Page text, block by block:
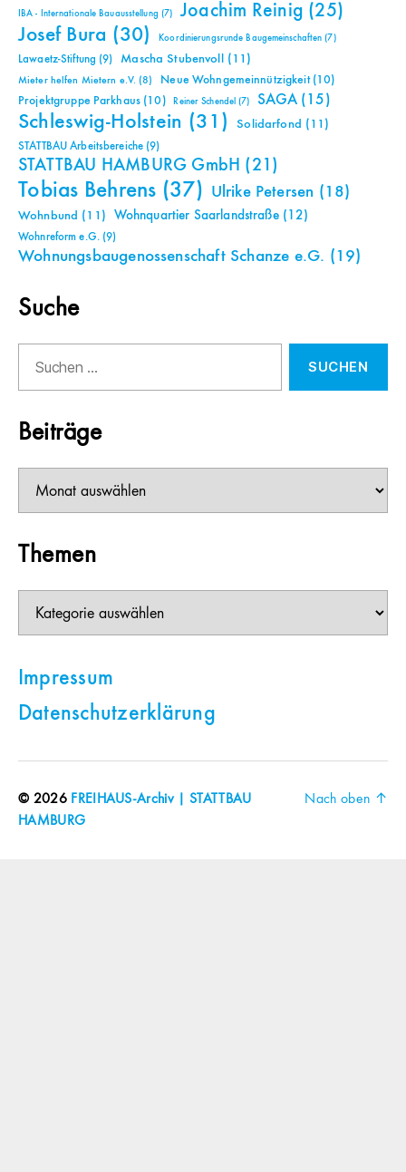
IBA - Internationale Bauausstellung (7) Joachim Reinig (25)
Josef Bura (30) Koordinierungsrunde Baugemeinschaften (7)
Lawaetz-Stiftung (9) Mascha Stubenvoll (11)
Mieter helfen Mietern e.V. (8) Neue Wohngemeinnützigkeit(10)
Projektgruppe Parkhaus (10) Reiner Schendel (7) SAGA(15)
Schleswig-Holstein (31) Solidarfond (11)
STATTBAU Arbeitsbereiche (9)
STATTBAU HAMBURG GmbH (21)
Tobias Behrens (37) Ulrike Petersen (18)
Wohnbund (11) Wohnquartier Saarlandstraße(12)
Wohnreform e.G.(9)
Wohnungsbaugenossenschaft Schanze e.G. (19)
Suche
nach:
Beiträge
Themen
Impressum
Datenschutzerklärung
© 2026 FREIHAUS-Archiv | STATTBAU
HAMBURG
Nach oben ↑